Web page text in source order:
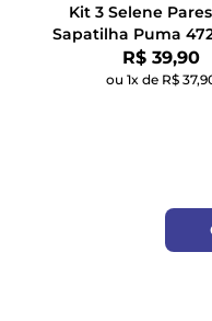
Kit 3 Selene
Sapatilha Puma
Por:
R$ 39,90
ou 1x de R$